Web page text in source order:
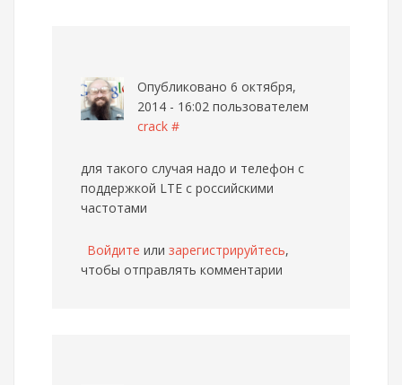
Опубликовано 6 октября,
2014 - 16:02 пользователем
crack #
для такого случая надо и телефон с
поддержкой LTE с российскими
частотами
Войдите или зарегистрируйтесь,
чтобы отправлять комментарии